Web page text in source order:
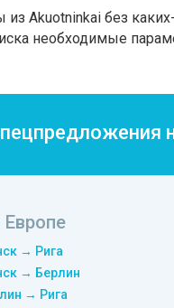
Akuotninkai без
необходимые
Европе
→ Рига
→ Берлин
→ Рига